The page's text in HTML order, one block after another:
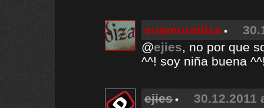
enamoradiza
@ejies, no por que
^^! soy niña buena
ejies
30.12.2011